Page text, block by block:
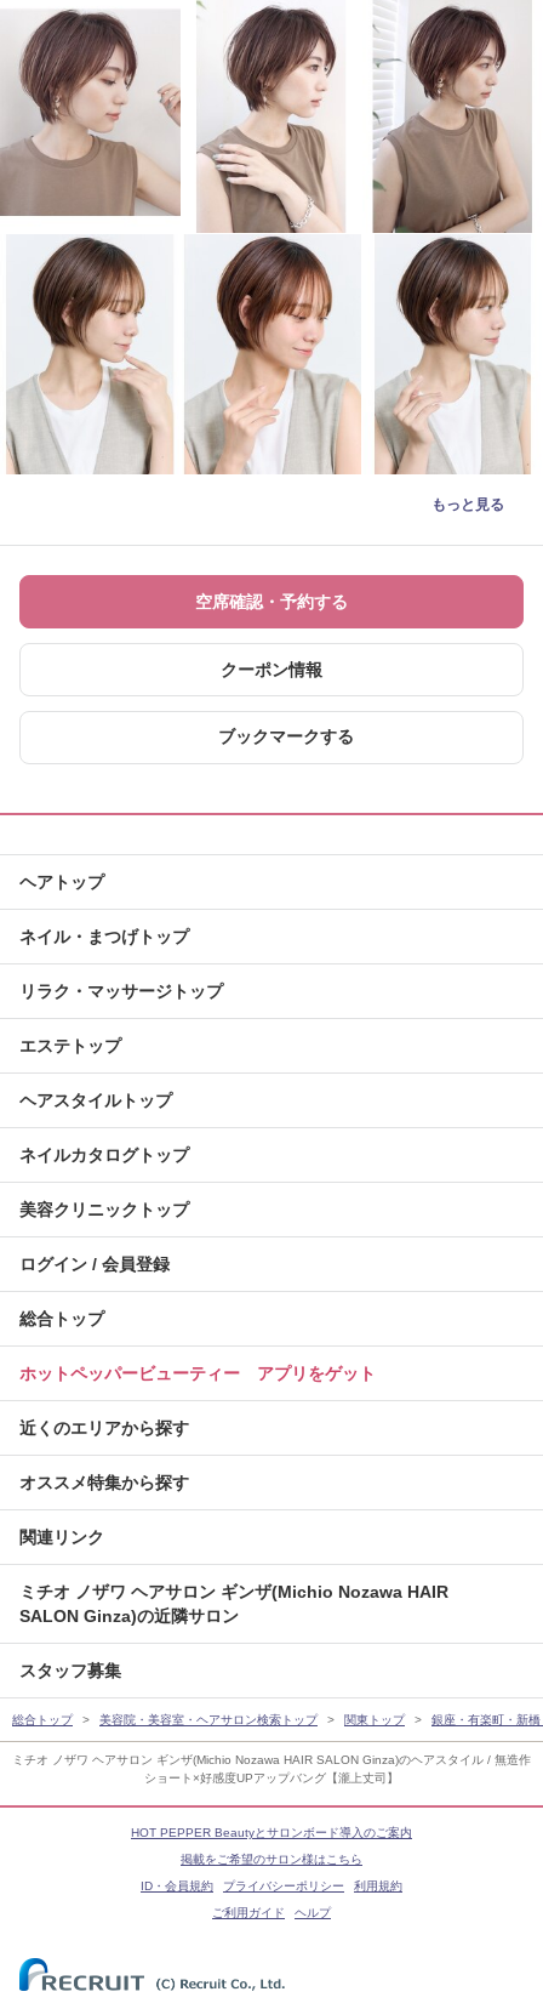
ミチオ ノザワ ヘアサロン ギンザ(Michio Nozawa HAIR SALON Ginza)のヘアスタイル / 無造作
ショート×好感度UPアップバング【瀧上丈司】
もっと見る
空席確認・予約する
クーポン情報
ブックマークする
ヘアトップ
ネイル・まつげトップ
リラク・マッサージトップ
エステトップ
ヘアスタイルトップ
ネイルカタログトップ
美容クリニックトップ
ログイン / 会員登録
総合トップ
ホットペッパービューティー アプリをゲット
近くのエリアから探す
オススメ特集から探す
関連リンク
ミチオ ノザワ ヘアサロン ギンザ(Michio Nozawa HAIR
SALON Ginza)の近隣サロン
スタッフ募集
総合トップ 美容院・美容室・ヘアサロン検索トップ 関東トップ 銀座・有楽町・新
HOT PEPPER Beautyとサロンボード導入のご案内
掲載をご希望のサロン様はこちら
ID・会員規約
プライバシーポリシー
利用規約
ご利用ガイド
ヘルプ